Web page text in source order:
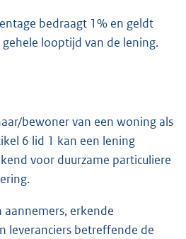
bedraagt 1% en geldt
looptijd van de lening.
bewoner van een woning als
6 lid 1 kan een lening
voor duurzame particuliere
aannemers, erkende
leveranciers betreffende de